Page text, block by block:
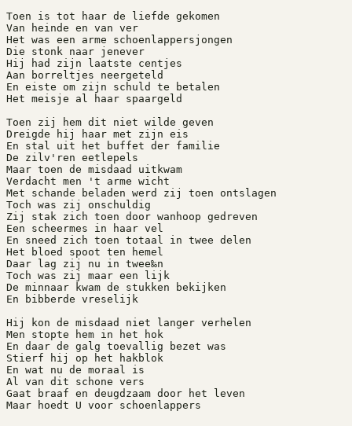
Toen is tot haar de liefde gekomen
Van heinde en van ver
Het was een arme schoenlappersjongen
Die stonk naar jenever
Hij had zijn laatste centjes
Aan borreltjes neergeteld
En eiste om zijn schuld te betalen
Het meisje al haar spaargeld
Toen zij hem dit niet wilde geven
Dreigde hij haar met zijn eis
En stal uit het buffet der familie
De zilv'ren eetlepels
Maar toen de misdaad uitkwam
Verdacht men 't arme wicht
Met schande beladen werd zij toen ontslagen
Toch was zij onschuldig
Zij stak zich toen door wanhoop gedreven
Een scheermes in haar vel
En sneed zich toen totaal in twee delen
Het bloed spoot ten hemel
Daar lag zij nu in twee‰n
Toch was zij maar een lijk
De minnaar kwam de stukken bekijken
En bibberde vreselijk
Hij kon de misdaad niet langer verhelen
Men stopte hem in het hok
En daar de galg toevallig bezet was
Stierf hij op het hakblok
En wat nu de moraal is
Al van dit schone vers
Gaat braaf en deugdzaam door het leven
Maar hoedt U voor schoenlappers